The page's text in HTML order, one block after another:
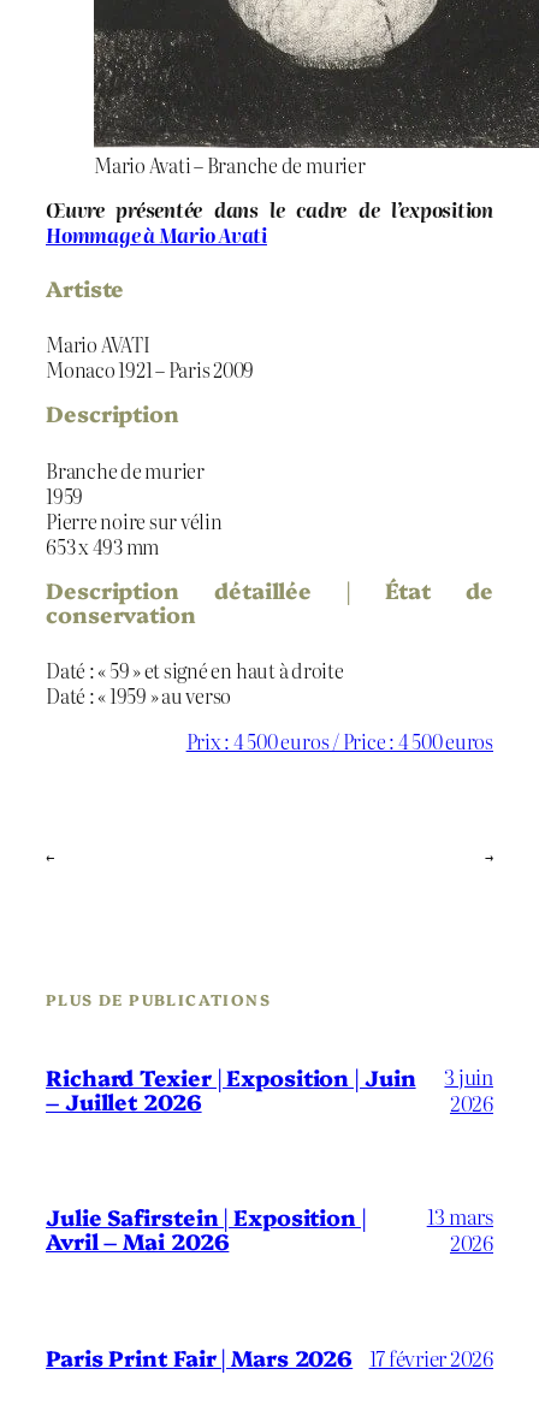
Mario Avati – Branche de murier
Œuvre présentée dans le cadre de l’exposition
Hommage à Mario Avati
Artiste
Mario AVATI
Monaco 1921 – Paris 2009
Description
Branche de murier
1959
Pierre noire sur vélin
653 x 493 mm
Description détaillée | État de
conservation
Daté : « 59 » et signé en haut à droite
Daté : « 1959 » au verso
Prix : 4 500 euros / Price : 4 500 euros
← →
PLUS DE PUBLICATIONS
Richard Texier | Exposition | Juin
– Juillet 2026
3 juin
2026
Julie Safirstein | Exposition |
Avril – Mai 2026
13 mars
2026
Paris Print Fair | Mars 2026 17 février 2026